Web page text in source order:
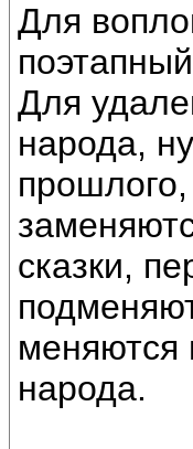
Для
Для
народа,
сказки,
меняются
народа.